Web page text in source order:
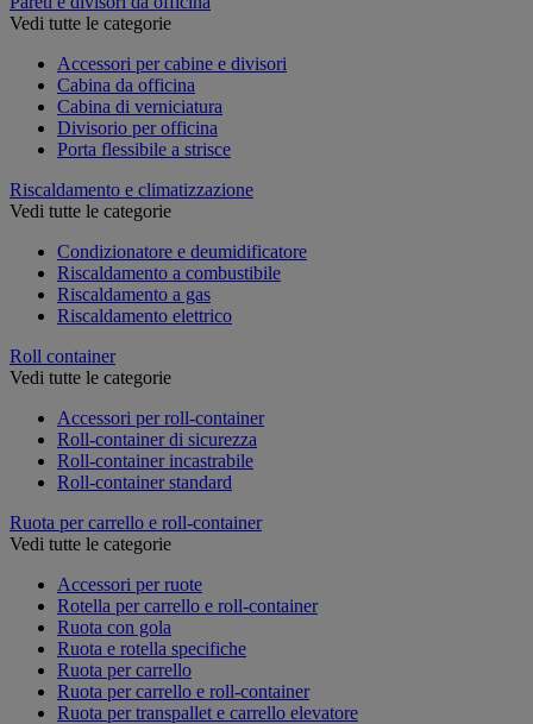
Vedi tutte le categorie
Accessori per cabine e divisori
Cabina da officina
Cabina di verniciatura
Divisorio per officina
Porta flessibile a strisce
Riscaldamento e climatizzazione
Vedi tutte le categorie
Condizionatore e deumidificatore
Riscaldamento a combustibile
Riscaldamento a gas
Riscaldamento elettrico
Roll container
Vedi tutte le categorie
Accessori per roll-container
Roll-container di sicurezza
Roll-container incastrabile
Roll-container standard
Ruota per carrello e roll-container
Vedi tutte le categorie
Accessori per ruote
Rotella per carrello e roll-container
Ruota con gola
Ruota e rotella specifiche
Ruota per carrello
Ruota per carrello e roll-container
Ruota per transpallet e carrello elevatore